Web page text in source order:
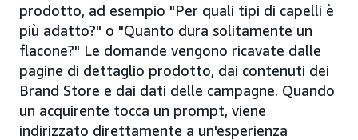
prodotto, ad esempio "Per quali tipi di capelli è
più adatto?" o "Quanto dura solitamente un
flacone?" Le domande vengono ricavate dalle
pagine di dettaglio prodotto, dai contenuti dei
Brand Store e dai dati delle campagne. Quando
un acquirente tocca un prompt, viene
indirizzato direttamente a un'esperienza